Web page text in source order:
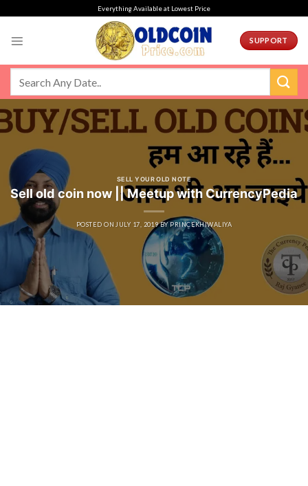
Everything Available at Lowest Price
SUPPORT
SELL YOUR OLD NOTE
Sell old coin now || Meetup with CurrencyPedia
POSTED ON JULY 17, 2019 BY PRINCEKHIWALIYA